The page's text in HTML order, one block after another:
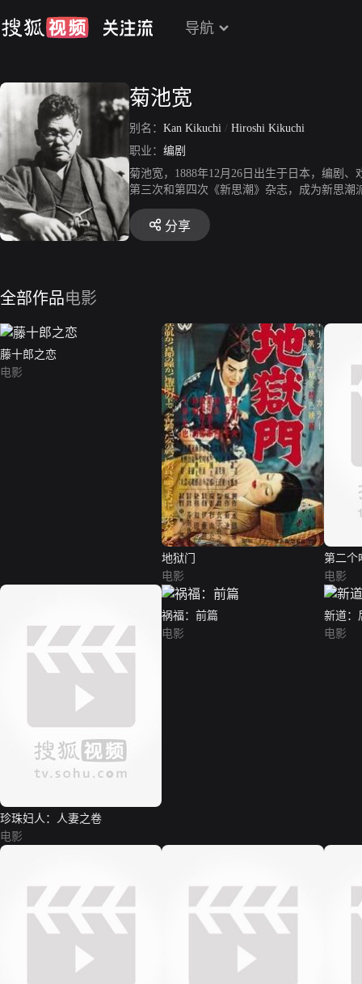
导航
菊池宽
别名： Kan Kikuchi / Hiroshi Kikuchi
职业： 编剧
菊池宽，1888年12月26日出生于日本，编剧
第三次和第四次《新思潮》杂志，成为新思
上勇士》、《阎魔堂》等一系列剧本。1920
时戏剧界很有影响。1924年，田汉将他的《
五之名，分别设立了“芥川龙之介赏”、“直木三
分享
全部作品电影
藤十郎之恋
电影
地狱门
电影
第二个
电影
珍珠妇人：人妻之卷
电影
祸福：前篇
电影
新道：
电影